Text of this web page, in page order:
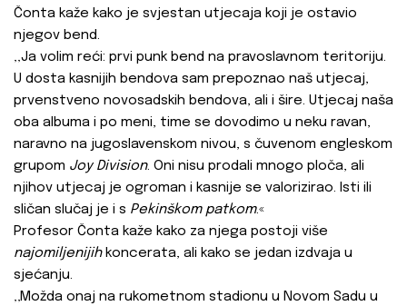
Čonta kaže kako je svjestan utjecaja koji je ostavio
njegov bend.
‚‚Ja volim reći: prvi punk bend na pravoslavnom teritoriju.
U dosta kasnijih bendova sam prepoznao naš utjecaj,
prvenstveno novosadskih bendova, ali i šire. Utjecaj naša
oba albuma i po meni, time se dovodimo u neku ravan,
naravno na jugoslavenskom nivou, s čuvenom engleskom
grupom Joy Division. Oni nisu prodali mnogo ploča, ali
njihov utjecaj je ogroman i kasnije se valorizirao. Isti ili
sličan slučaj je i s Pekinškom patkom.«
Profesor Čonta kaže kako za njega postoji više
najomiljenijihkoncerata, ali kako se jedan izdvaja u
sjećanju.
‚‚Možda onaj na rukometnom stadionu u Novom Sadu u